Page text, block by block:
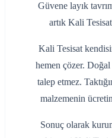
Güvene layık
artık Kali
Kali Tesisat
hemen çözer.
talep etmez.
malzemenin
Sonuç olarak